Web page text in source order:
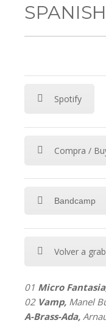
Spotify
Compra /
Bandcamp
Volver a
01 Micro
02Vamp, Manel
A-Brass-Ada,